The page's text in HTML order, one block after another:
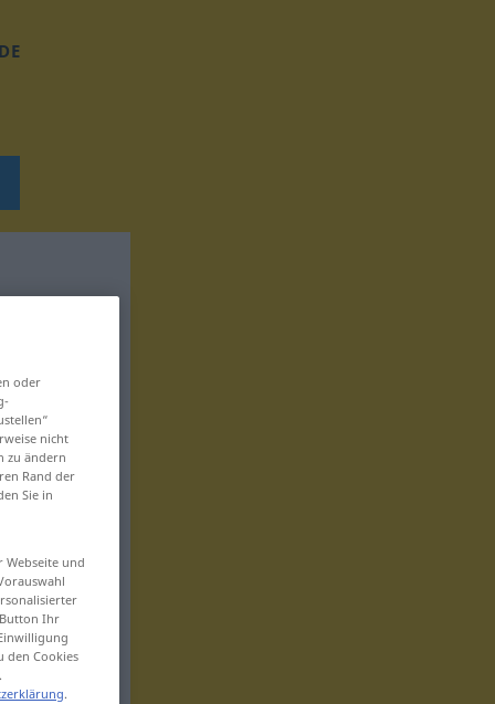
oder
nicht
zu ändern
Rand der
Sie in
und
Ihr
den Cookies
.